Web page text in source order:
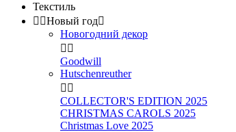
Текстиль
 Новый год
Новогодний декор
 
Goodwill
Hutschenreuther
 
COLLECTOR'S EDITION 2025
CHRISTMAS CAROLS 2025
Christmas Love 2025